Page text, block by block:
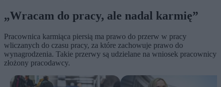
„Wracam do pracy, ale nadal karmię”
Pracownica karmiąca piersią ma prawo do przerw w pracy
wliczanych do czasu pracy, za które zachowuje prawo do
wynagrodzenia. Takie przerwy są udzielane na wniosek pracownicy
złożony pracodawcy.